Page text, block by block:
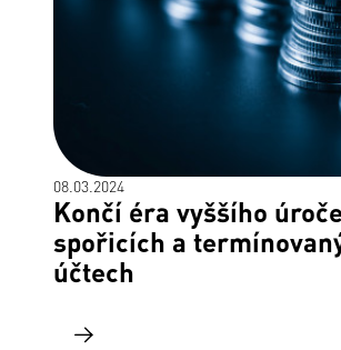
08.03.2024
Končí éra vyššího
spořicích a
účtech